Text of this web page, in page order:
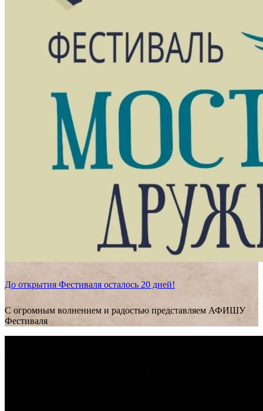
До открытия Фестиваля осталось 20 дней!
С огромным волнением и радостью представляем АФИШУ
Фестиваля